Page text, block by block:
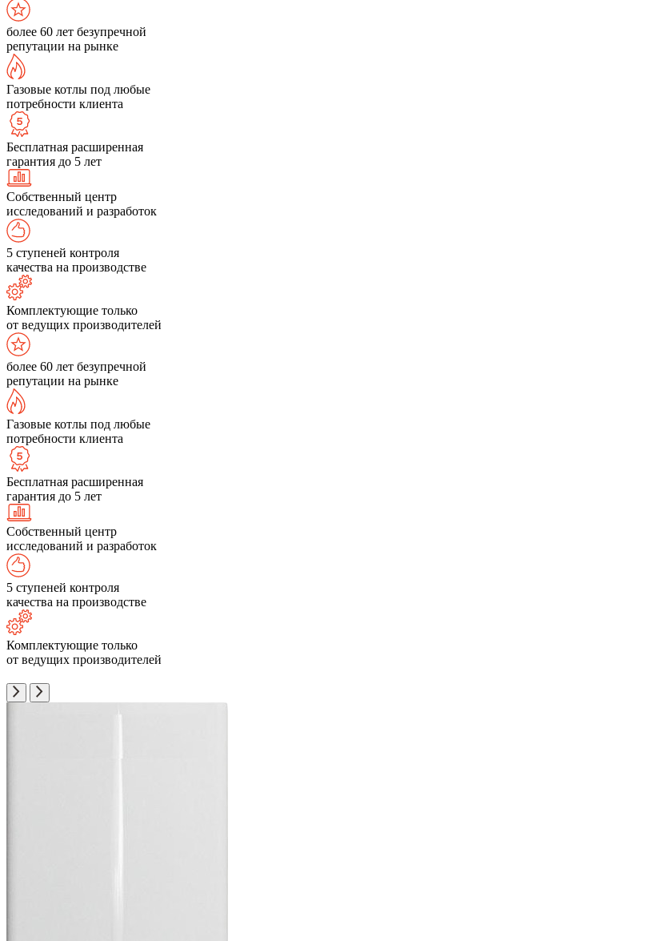
более 60 лет безупречной
репутации на рынке
Газовые котлы под любые
потребности клиента
Бесплатная расширенная
гарантия до 5 лет
Собственный центр
исследований и разработок
5 ступеней контроля
качества на производстве
Комплектующие только
от ведущих производителей
более 60 лет безупречной
репутации на рынке
Газовые котлы под любые
потребности клиента
Бесплатная расширенная
гарантия до 5 лет
Собственный центр
исследований и разработок
5 ступеней контроля
качества на производстве
Комплектующие только
от ведущих производителей